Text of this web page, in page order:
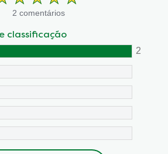
2 comentários
classificação
2